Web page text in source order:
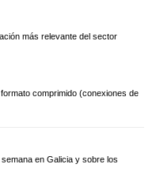
más relevante del sector
comprimido (conexiones de
en Galicia y sobre los